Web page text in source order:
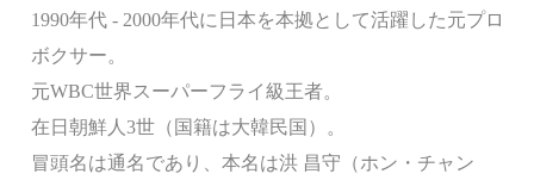
1990年代 - 2000年代に日本を本拠として活躍した元プロ
ボクサー。
元WBC世界スーパーフライ級王者。
在日朝鮮人3世（国籍は大韓民国）。
冒頭名は通名であり、本名は洪 昌守（ホン・チャン